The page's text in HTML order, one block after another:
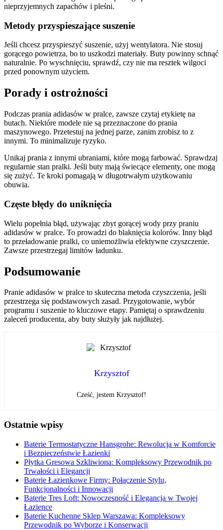
nieprzyjemnych zapachów i pleśni.
Metody przyspieszające suszenie
Jeśli chcesz przyspieszyć suszenie, użyj wentylatora. Nie stosuj
gorącego powietrza, bo to uszkodzi materiały. Buty powinny schnąć
naturalnie. Po wyschnięciu, sprawdź, czy nie ma resztek wilgoci
przed ponownym użyciem.
Porady i ostrożności
Podczas prania adidasów w pralce, zawsze czytaj etykietę na
butach. Niektóre modele nie są przeznaczone do prania
maszynowego. Przetestuj na jednej parze, zanim zrobisz to z
innymi. To minimalizuje ryzyko.
Unikaj prania z innymi ubraniami, które mogą farbować. Sprawdzaj
regularnie stan pralki. Jeśli buty mają świecące elementy, one mogą
się zużyć. Te kroki pomagają w długotrwałym użytkowaniu
obuwia.
Częste błędy do uniknięcia
Wielu popełnia błąd, używając zbyt gorącej wody przy praniu
adidasów w pralce. To prowadzi do blaknięcia kolorów. Inny błąd
to przeładowanie pralki, co uniemożliwia efektywne czyszczenie.
Zawsze przestrzegaj limitów ładunku.
Podsumowanie
Pranie adidasów w pralce to skuteczna metoda czyszczenia, jeśli
przestrzega się podstawowych zasad. Przygotowanie, wybór
programu i suszenie to kluczowe etapy. Pamiętaj o sprawdzeniu
zaleceń producenta, aby buty służyły jak najdłużej.
Krzysztof
Cześć, jestem Krzysztof!
Ostatnie wpisy
Baterie Termostatyczne Hansgrohe: Rewolucja w Komforcie
i Bezpieczeństwie Łazienki
Płytka Gresowa Szkliwiona: Kompleksowy Przewodnik po
Trwałości i Elegancji
Baterie Łazienkowe Firmy: Połączenie Stylu,
Funkcjonalności i Innowacji
Baterie Tres Loft: Nowoczesność i Elegancja w Twojej
Łazience
Baterie Kuchenne Sklep Warszawa: Kompleksowy
Przewodnik po Wyborze i Konserwacji